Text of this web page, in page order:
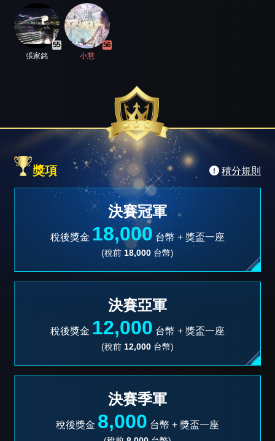
55
張家銘
56
小慧
獎項 積分規則
決賽冠軍
稅後獎金 18,000 台幣 + 獎盃一座
(稅前 18,000 台幣)
決賽亞軍
稅後獎金 12,000 台幣 + 獎盃一座
(稅前 12,000 台幣)
決賽季軍
稅後獎金 8,000 台幣 + 獎盃一座